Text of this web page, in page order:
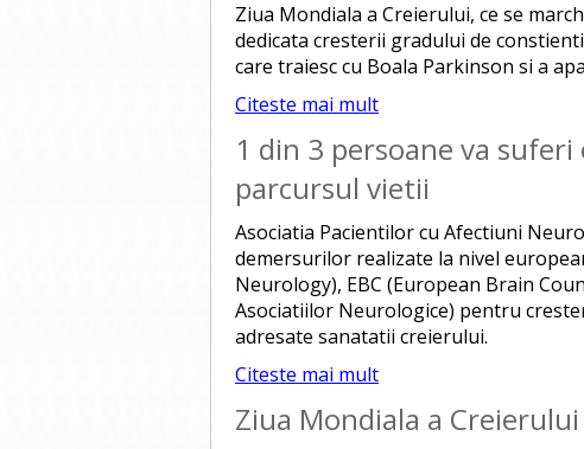
Ziua Mondiala a Creierului, ce se
dedicata cresterii gradului de
care traiesc cu Boala Parkinson si a
Citeste mai mult
1 din 3 persoane va
parcursul vietii
Asociatia Pacientilor cu Afectiuni
demersurilor realizate la nivel
Neurology), EBC (European Brain
Asociatiilor Neurologice) pentru
adresate sanatatii creierului.
Citeste mai mult
Ziua Mondiala a